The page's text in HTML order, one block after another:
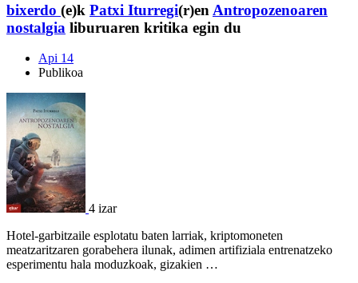
bixerdo (e)k Patxi Iturregi(r)en Antropozenoaren
nostalgia liburuaren kritika egin du
Api 14
Publikoa
4 izar
Hotel-garbitzaile esplotatu baten larriak, kriptomoneten
meatzaritzaren gorabehera ilunak, adimen artifiziala entrenatzeko
esperimentu hala moduzkoak, gizakien …